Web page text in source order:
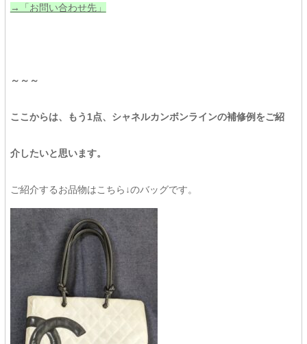
→「お問い合わせ先」
～～～
ここからは、もう1点、シャネルカンボンラインの補修例をご紹
介したいと思います。
ご紹介するお品物はこちら↓のバッグです。